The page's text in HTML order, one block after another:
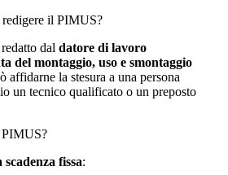
il PIMUS?
dal datore di lavoro
del montaggio, uso e smontaggio
affidarne la stesura a una persona
un tecnico qualificato o un preposto
fissa: